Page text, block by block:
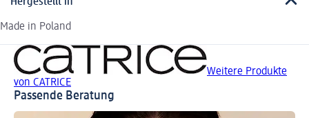
Made in Poland
Weitere Produkte
von CATRICE
Passende Beratung